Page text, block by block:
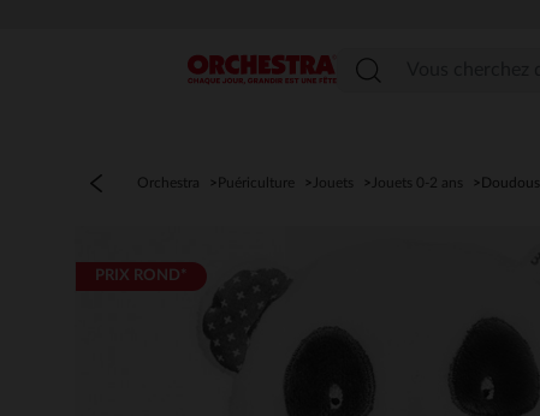
Menu
Orchestra Puériculture Jouets Jouets 0-2 ans Doudous
PRIX ROND*